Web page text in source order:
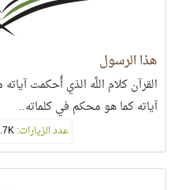
هذا الرسول
القرآن كلام اللَّه الذي أُحكمت
آياته كما هو محكم في كلماته..
عدد الزيارات:15.7K